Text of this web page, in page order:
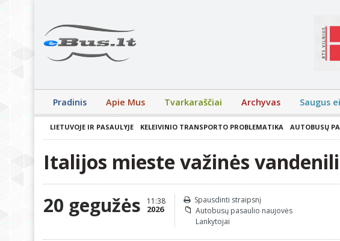
Pradinis Apie Mus Tvarkaraščiai Archyvas Saugus
LIETUVOJE IR PASAULYJE KELEIVINIO TRANSPORTO PROBLEMATIKA AUTOBUSŲ
Italijos mieste važinės
20 gegužės 11:38
2026
Spausdinti straipsnį
Autobusų pasaulio naujovės
Lankytojai